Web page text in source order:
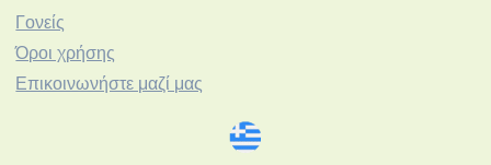
Γονείς
Όροι χρήσης
Επικοινωνήστε μαζί μας